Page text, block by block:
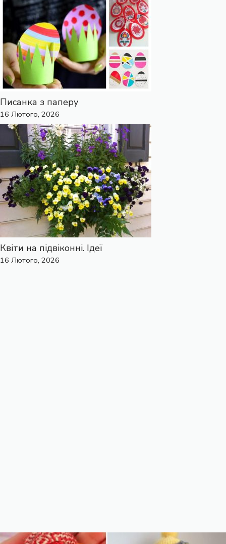
Писанка з паперу
16 Лютого, 2026
Квіти на підвіконні. Ідеї
16 Лютого, 2026